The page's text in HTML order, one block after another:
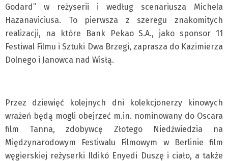
Godard” w reżyserii i według scenariusza Michela
Hazanaviciusa. To pierwsza z szeregu znakomitych
realizacji, na które Bank Pekao S.A., jako sponsor 11
Festiwal Filmu i Sztuki Dwa Brzegi, zaprasza do Kazimierza
Dolnego i Janowca nad Wisłą.
Przez dziewięć kolejnych dni kolekcjonerzy kinowych
wrażeń będą mogli obejrzeć m.in. nominowany do Oscara
film Tanna, zdobywcę Złotego Niedźwiedzia na
Międzynarodowym Festiwalu Filmowym w Berlinie film
węgierskiej reżyserki Ildikó Enyedi Duszę i ciało, a także